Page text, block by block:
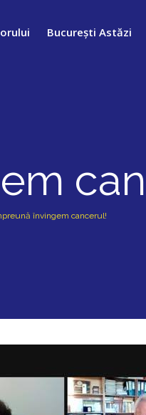
București Astăzi
învingem cancerul!